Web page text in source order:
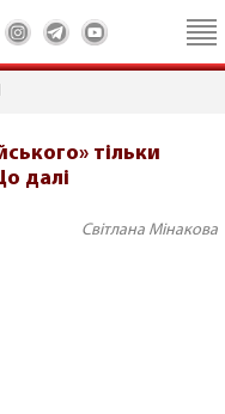
тільки
далі
Світлана Мінакова